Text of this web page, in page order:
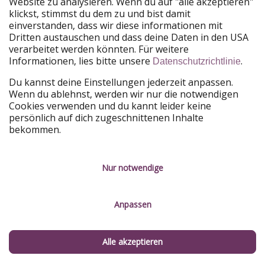
Welches Wohnmobil sollte man für Alaska mieten?
Grundsätzlich hängt die Wahl des richtigenWohmobil
für Alaskavon der Anzahl der Reisenden ab.Bis zu drei
Personenfinden in einem kompaktenCampingbus
besagte Campingbusse auch gut für die Stadt geeignet
und auch der Benzinverbrauch hält sich in Grenzen.
Selbst auf engen Straßen und in dichtem Stadtverkehr
gestaltet sich das Fahren als angenehm und entspannt.
umgebaut werden, es gibt allerdings auch Varianten,
besten ein RV
, ein sogenanntesReisemobil
geräumiger und mehr Komfort bringt.Bis zu fünf
klickst, stimmst du dem zu und bist damit
einverstanden, dass wir diese informationen mit
Dritten austauschen und dass deine Daten in den USA
verarbeitet werden könnten. Für weitere
Informationen, lies bitte unsere Datenschutzrichtlinie.
Du kannst deine Einstellungen jederzeit anpassen.
Wenn du ablehnst, werden wir nur die notwendigen
Cookies verwenden und du kannt leider keine
persönlich auf dich zugeschnittenen Inhalte
bekommen.
Nur notwendige
Anpassen
Alle akzeptieren